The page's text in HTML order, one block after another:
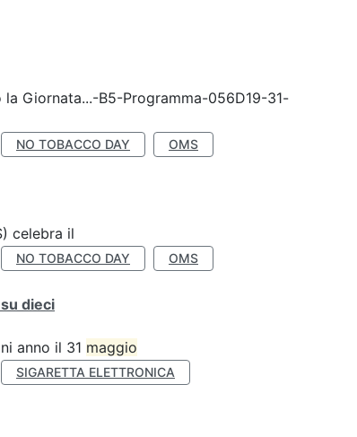
Giornata...-B5-Programma-056D19-31-
NO TOBACCO DAY OMS
celebra il
NO TOBACCO DAY OMS
dieci
anno il 31 maggio
SIGARETTA ELETTRONICA